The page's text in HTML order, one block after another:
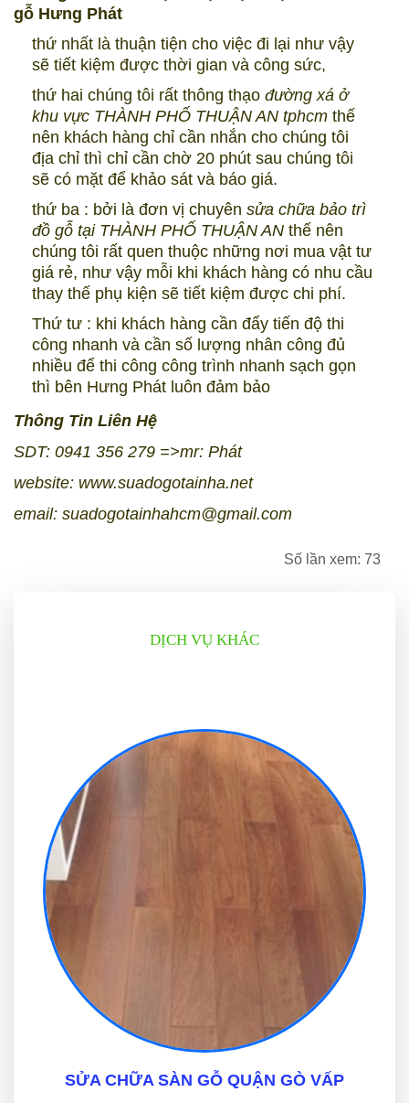
gỗ Hưng Phát
thứ nhất là thuận tiện cho việc đi lại như vậy
sẽ tiết kiệm được thời gian và công sức,
thứ hai chúng tôi rất thông thạo đường xá ở
khu vực THÀNH PHỐ THUẬN AN tphcm thế
nên khách hàng chỉ cần nhắn cho chúng tôi
địa chỉ thì chỉ cần chờ 20 phút sau chúng tôi
sẽ có mặt để khảo sát và báo giá.
thứ ba : bởi là đơn vị chuyên sửa chữa bảo trì
đồ gỗ tại THÀNH PHỐ THUẬN AN thế nên
chúng tôi rất quen thuộc những nơi mua vật tư
giá rẻ, như vậy mỗi khi khách hàng có nhu cầu
thay thế phụ kiện sẽ tiết kiệm được chi phí.
Thứ tư : khi khách hàng cần đẩy tiến độ thi
công nhanh và cần số lượng nhân công đủ
nhiều để thi công công trình nhanh sạch gọn
thì bên Hưng Phát luôn đảm bảo
Thông Tin Liên Hệ
SDT: 0941 356 279 =>mr: Phát
website: www.suadogotainha.net
email: suadogotainhahcm@gmail.com
Số lần xem: 73
DỊCH VỤ KHÁC
SỬA CHỮA SÀN GỖ QUẬN GÒ VẤP